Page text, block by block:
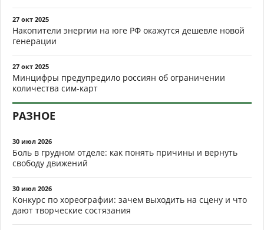
27 окт 2025
Накопители энергии на юге РФ окажутся дешевле новой
генерации
27 окт 2025
Минцифры предупредило россиян об ограничении
количества сим-карт
РАЗНОЕ
30 июл 2026
Боль в грудном отделе: как понять причины и вернуть
свободу движений
30 июл 2026
Конкурс по хореографии: зачем выходить на сцену и что
дают творческие состязания